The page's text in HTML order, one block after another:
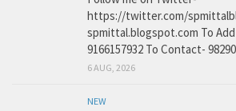
https://twitter.com/
spmittal.blogspot.com To
9166157932 To Contact-
6 AUG, 2026
NEW